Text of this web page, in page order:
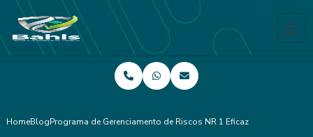
HomeBlogPrograma de Gerenciamento de Riscos NR 1 Eficaz